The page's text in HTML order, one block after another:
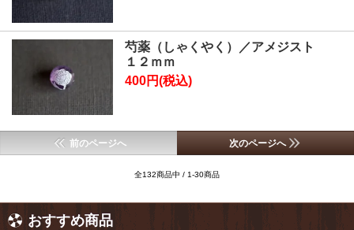
芍薬（しゃくやく）／アメジスト
１２ｍｍ
400円(税込)
前のページへ 次のページへ
全132商品中 / 1-30商品
おすすめ商品